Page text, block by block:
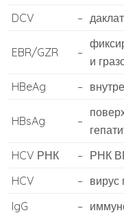
DCV
–
EBR/GZR –
и
HBeAg
–
HBsAg –
HCV РНК
– РНК
HCV
– вирус
IgG
–